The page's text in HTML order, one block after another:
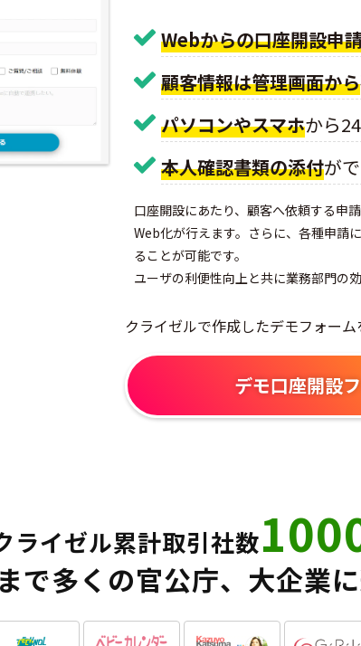
Webからの口座開設申
顧客情報は管理画面から
パソコンやスマホから
本人確認書類の添付が
口座開設にあたり、顧客へ依頼する申
Web化が行えます。さらに、各種申請
ることが可能です。
ユーザの利便性向上と共に業務部門の
クライゼルで作成したデモフォーム
デモ口座開設
ライゼル累計取引社数
で多くの官公庁、大企業に